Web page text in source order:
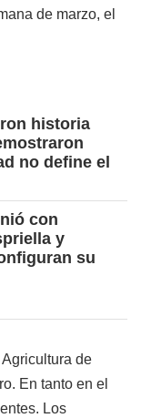
de marzo, el
historia
no define el
con
y
su
de
En tanto en el
Los